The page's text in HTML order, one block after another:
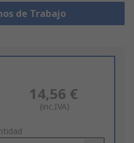
de Trabajo
14,56 €
(inc.IVA)